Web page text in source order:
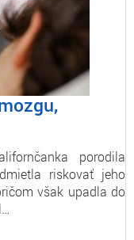
porodila
riskovať jeho
však upadla do